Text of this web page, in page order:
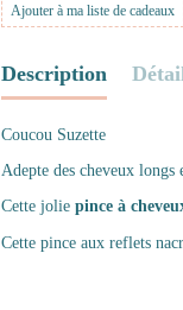
Ajouter à ma liste de cadeaux
Description
Coucou Suzette
Adepte des cheveux
Cette jolie pince à
Cette pince aux reflets